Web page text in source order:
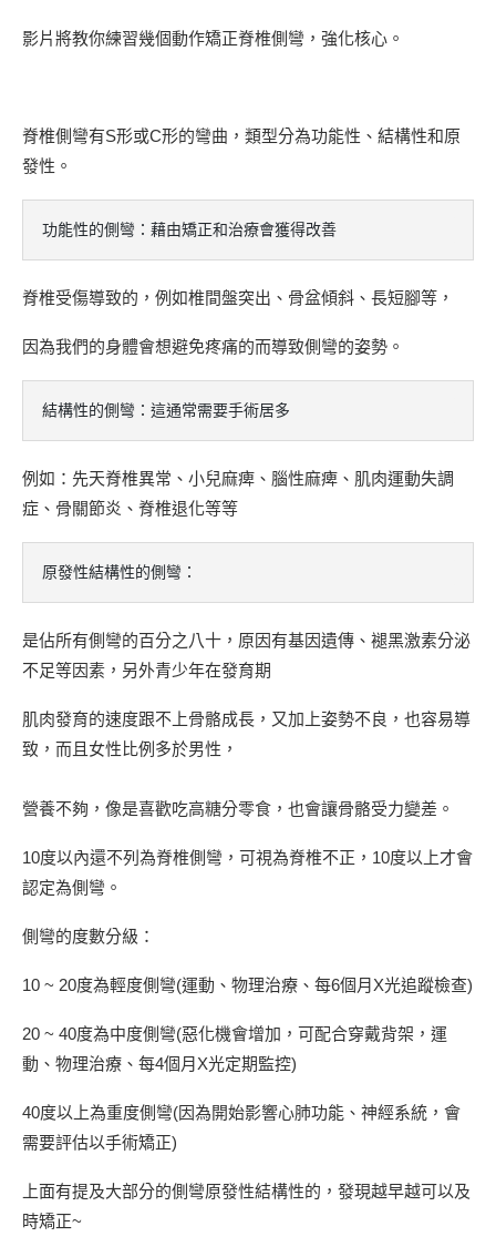
影片將教你練習幾個動作矯正脊椎側彎，強化核心。
脊椎側彎有S形或C形的彎曲，類型分為功能性、結構性和原
發性。
功能性的側彎：藉由矯正和治療會獲得改善
脊椎受傷導致的，例如椎間盤突出、骨盆傾斜、長短腳等，
因為我們的身體會想避免疼痛的而導致側彎的姿勢。
結構性的側彎：這通常需要手術居多
例如：先天脊椎異常、小兒麻痺、腦性麻痺、肌肉運動失調
症、骨關節炎、脊椎退化等等
原發性結構性的側彎：
是佔所有側彎的百分之八十，原因有基因遺傳、褪黑激素分泌
不足等因素，另外青少年在發育期
肌肉發育的速度跟不上骨骼成長，又加上姿勢不良，也容易導
致，而且女性比例多於男性，
營養不夠，像是喜歡吃高糖分零食，也會讓骨骼受力變差。
10度以內還不列為脊椎側彎，可視為脊椎不正，10度以上才會
認定為側彎。
側彎的度數分級：
10 ~ 20度為輕度側彎(運動、物理治療、每6個月X光追蹤檢查)
20 ~ 40度為中度側彎(惡化機會增加，可配合穿戴背架，運
動、物理治療、每4個月X光定期監控)
40度以上為重度側彎(因為開始影響心肺功能、神經系統，會
需要評估以手術矯正)
上面有提及大部分的側彎原發性結構性的，發現越早越可以及
時矯正~